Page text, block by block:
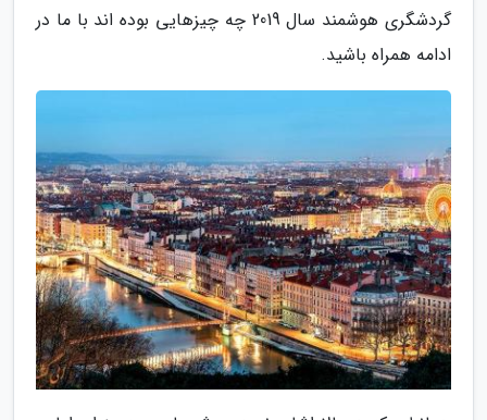
گردشگری هوشمند سال 2019 چه چیزهایی بوده اند با ما در
ادامه همراه باشید.